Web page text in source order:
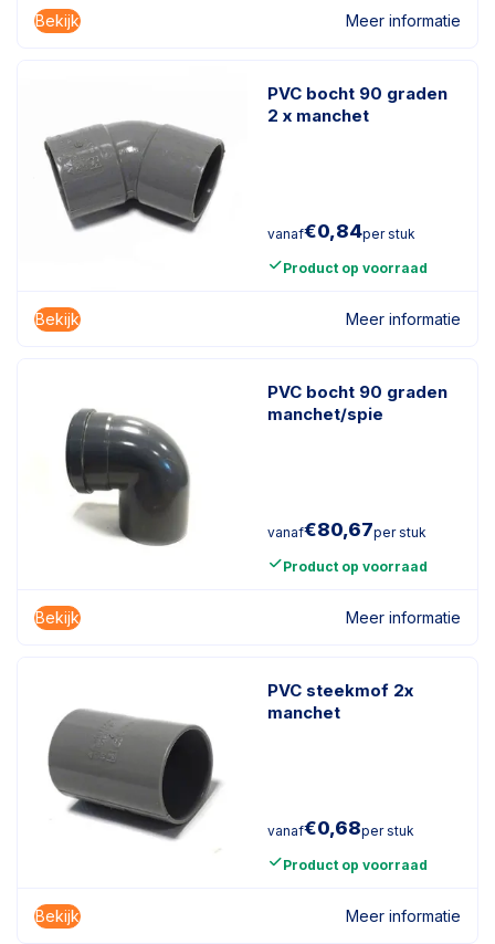
Bekijk Meer informatie
PVC bocht 90 graden
2 x manchet
vanaf€0,84per stuk
Product op voorraad
Bekijk Meer informatie
PVC bocht 90 graden
manchet/spie
vanaf€80,67per stuk
Product op voorraad
Bekijk Meer informatie
PVC steekmof 2x
manchet
vanaf€0,68per stuk
Product op voorraad
Bekijk Meer informatie